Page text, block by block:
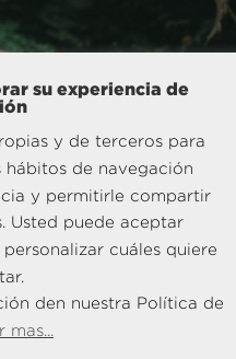
su experiencia de
y de terceros para
hábitos de navegación
y permitirle compartir
Usted puede aceptar
cuáles quiere
den nuestra Política de
mas...